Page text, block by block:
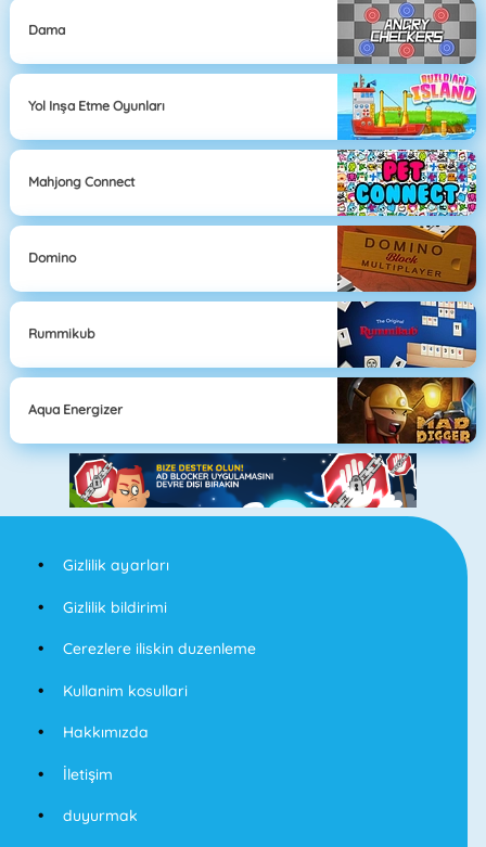
Dama
Yol Inşa Etme Oyunları
Mahjong Connect
Domino
Rummikub
Aqua Energizer
Gizlilik ayarları
Gizlilik bildirimi
Cerezlere iliskin duzenleme
Kullanim kosullari
Hakkımızda
İletişim
duyurmak